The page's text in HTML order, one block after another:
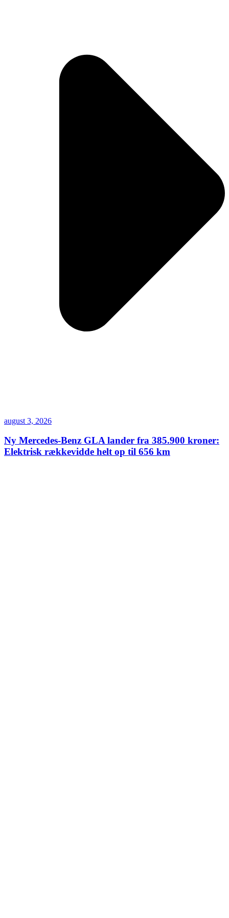
august 3, 2026
Ny Mercedes-Benz GLA lander fra 385.900 kroner:
Elektrisk rækkevidde helt op til 656 km